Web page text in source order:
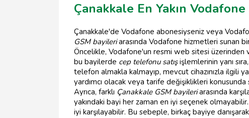
Çanakkale En Yakın
Çanakkale'de Vodafone abonesiyseniz veya
GSM bayileriarasında Vodafone hizmetleri sunan
Öncelikle, Vodafone'un resmi web sitesi üzerinden
bu bayilerde cep telefonu satışişlemlerinin yanı sıra,
telefon almakla kalmayıp, mevcut cihazınızla ilgili
yardımcı olacak veya tarife değişiklikleri
Ayrıca, farklı Çanakkale GSM bayileriarasında
yakındaki bayi her zaman en iyi seçenek
iyi karşılayabilir. Bu sebeple, birkaç bayiye